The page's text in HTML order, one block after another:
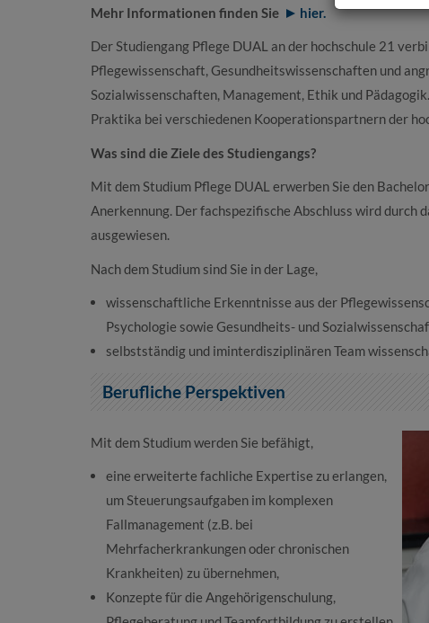
Mehr Informationen finden Sie
hier.
Der Studiengang Pflege DUAL an der hochschule 21
Pflegewissenschaft, Gesundheitswissenschaften und
Sozialwissenschaften, Management, Ethik und
Praktika bei verschiedenen Kooperationspartnern der
Was sind die Ziele des Studiengangs?
Mit dem Studium Pflege DUAL erwerben Sie den
Anerkennung. Der fachspezifische Abschluss wird durch
ausgewiesen.
Nach dem Studium sind Sie in der Lage,
wissenschaftliche Erkenntnisse aus der
Psychologie sowie Gesundheits- und
selbstständig und iminterdisziplinären Team
Berufliche Perspektiven
Mit dem Studium werden Sie befähigt,
eine erweiterte fachliche Expertise zu erlangen,
um Steuerungsaufgaben im komplexen
Fallmanagement (z.B. bei
Mehrfacherkrankungen oder chronischen
Krankheiten) zu übernehmen,
Konzepte für die Angehörigenschulung,